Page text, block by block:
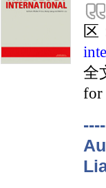
区
全
for